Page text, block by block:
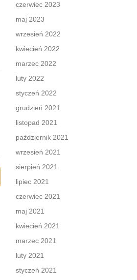
czerwiec 2023
maj 2023
wrzesień 2022
kwiecień 2022
marzec 2022
luty 2022
styczeń 2022
grudzień 2021
listopad 2021
październik 2021
wrzesień 2021
sierpień 2021
lipiec 2021
czerwiec 2021
maj 2021
kwiecień 2021
marzec 2021
luty 2021
styczeń 2021